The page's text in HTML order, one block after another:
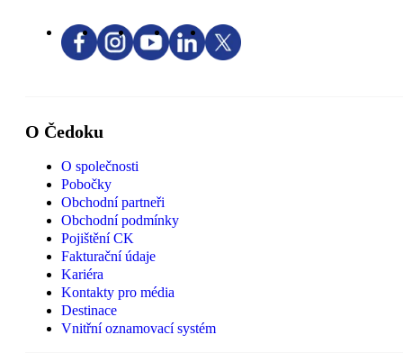
O Čedoku
O společnosti
Pobočky
Obchodní partneři
Obchodní podmínky
Pojištění CK
Fakturační údaje
Kariéra
Kontakty pro média
Destinace
Vnitřní oznamovací systém